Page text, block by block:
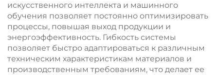
искусственного интеллекта и машинного
обучения позволяет постоянно оптимизировать
процессы, повышая выход продукции и
энергоэффективность. Гибкость системы
позволяет быстро адаптироваться к различным
техническим характеристикам материалов и
производственным требованиям, что делает ее